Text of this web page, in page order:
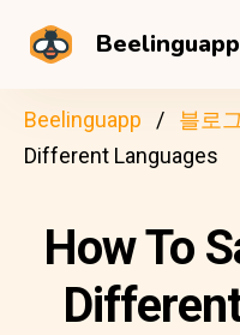
Beelinguapp
Beelinguapp 블로그
Different Languages
How To